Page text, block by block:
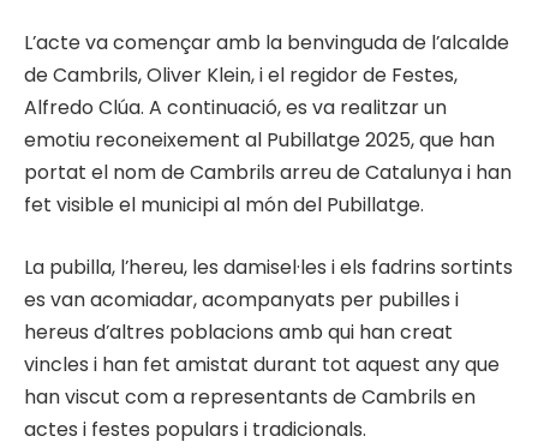
L’acte va començar amb la benvinguda de l’alcalde
de Cambrils, Oliver Klein, i el regidor de Festes,
Alfredo Clúa. A continuació, es va realitzar un
emotiu reconeixement al Pubillatge 2025, que han
portat el nom de Cambrils arreu de Catalunya i han
fet visible el municipi al món del Pubillatge.
La pubilla, l’hereu, les damisel·les i els fadrins sortints
es van acomiadar, acompanyats per pubilles i
hereus d’altres poblacions amb qui han creat
vincles i han fet amistat durant tot aquest any que
han viscut com a representants de Cambrils en
actes i festes populars i tradicionals.